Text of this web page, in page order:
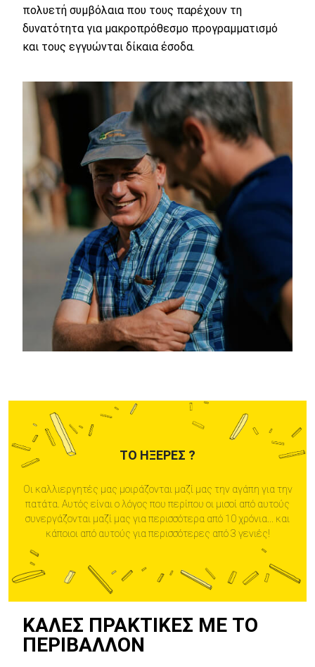
πολυετή συμβόλαια που τους παρέχουν τη
δυνατότητα για μακροπρόθεσμο προγραμματισμό
και τους εγγυώνται δίκαια έσοδα.
ΤΟ ΉΞΕΡΕΣ ?
Οι καλλιεργητές μας μοιράζονται μαζί μας την αγάπη για την
πατάτα. Αυτός είναι ο λόγος που περίπου οι μισοί από αυτούς
συνεργάζονται μαζί μας για περισσότερα από 10 χρόνια... και
κάποιοι από αυτούς για περισσότερες από 3 γενιές!
ΚΑΛΈΣ ΠΡΑΚΤΙΚΈΣ ΜΕ ΤΟ
ΠΕΡΙΒΆΛΛΟΝ